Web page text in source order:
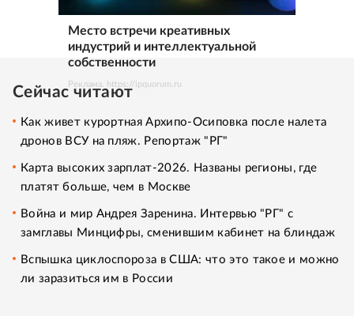
Место встречи креативных
индустрий и интеллектуальной
собственности
Реклама. https://ipquorum.ru
Сейчас читают
Как живет курортная Архипо-Осиповка после налета
дронов ВСУ на пляж. Репортаж "РГ"
Карта высоких зарплат-2026. Названы регионы, где
платят больше, чем в Москве
Война и мир Андрея Заренина. Интервью "РГ" с
замглавы Минцифры, сменившим кабинет на блиндаж
Вспышка циклоспороза в США: что это такое и можно
ли заразиться им в России